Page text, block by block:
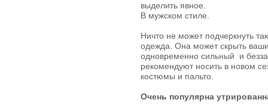
выделить явное.
В мужском стиле.
Ничто не может подчеркнуть
одежда. Она может скрыть
одновременно сильный и
рекомендуют носить в новом
костюмы и пальто.
Очень популярна